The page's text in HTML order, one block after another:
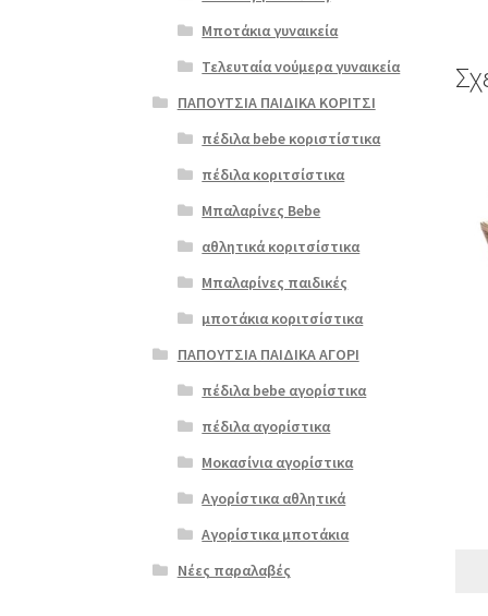
Μποτάκια γυναικεία
Τελευταία νούμερα γυναικεία
ΠΑΠΟΥΤΣΙΑ ΠΑΙΔΙΚΑ ΚΟΡΙΤΣΙ
πέδιλα bebe κοριστίστικα
πέδιλα κοριτσίστικα
Μπαλαρίνες Bebe
αθλητικά κοριτσίστικα
Μπαλαρίνες παιδικές
μποτάκια κοριτσίστικα
ΠΑΠΟΥΤΣΙΑ ΠΑΙΔΙΚΑ ΑΓΟΡΙ
πέδιλα bebe αγορίστικα
πέδιλα αγορίστικα
Μοκασίνια αγορίστικα
Αγορίστικα αθλητικά
Αγορίστικα μποτάκια
Νέες παραλαβές